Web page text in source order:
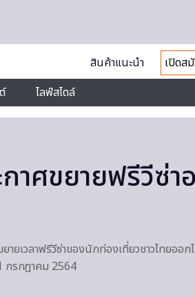
สินค้าแนะนำ
เปิดส
ไลฟ์สไตล์
าศขยายฟรีวีซ่า
ยายเวลาฟรีวีซ่าของนักท่องเที่ยวชาวไทยอ
กรกฎาคม 2564